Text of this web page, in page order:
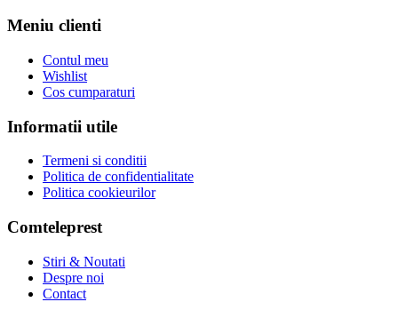
Meniu clienti
Contul meu
Wishlist
Cos cumparaturi
Informatii utile
Termeni si conditii
Politica de confidentialitate
Politica cookieurilor
Comteleprest
Stiri & Noutati
Despre noi
Contact